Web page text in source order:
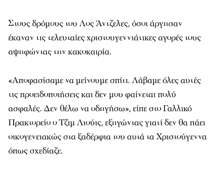
Στους δρόμους του Λος Άντζελες, όσοι άργησαν
έκαναν τις τελευταίες χριστουγεννιάτικες αγορές τους
αψηφώντας την κακοκαιρία.
«Αποφασίσαμε να μείνουμε σπίτι. Λάβαμε όλες αυτές
τις προειδοποιήσεις και δεν μου φαίνεται πολύ
ασφαλές. Δεν θέλω να οδηγήσω», είπε στο Γαλλικό
Πρακτορείο ο Τζιμ Λιούις, εξηγώντας γιατί δεν θα πάει
οικογενειακώς στα ξαδέρφια του αυτά τα Χριστούγεννα
όπως σχεδίαζε.